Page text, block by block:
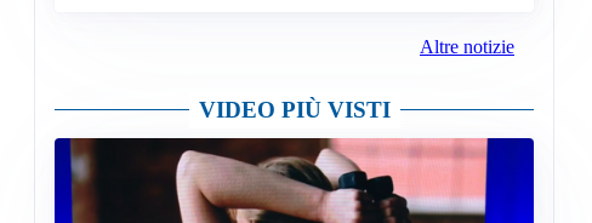
Altre notizie
VIDEO PIÙ VISTI